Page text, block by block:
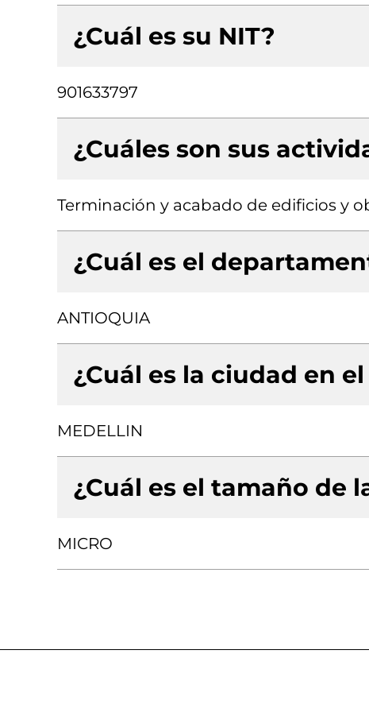
¿Cuál es su NIT?
901633797
¿Cuáles son sus
Terminación y acabado de edificios y
¿Cuál es el
ANTIOQUIA
¿Cuál es la ciudad en
MEDELLIN
¿Cuál es el tamaño de
MICRO